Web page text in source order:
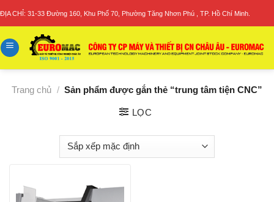
ĐỊA CHỈ: 31-33 Đường 160, Khu Phố 70, Phường Tăng Nhơn Phú , TP. Hồ Chí Minh.
Trang chủ / Sản phẩm được gắn thẻ “trung tâm tiện CNC”
LỌC